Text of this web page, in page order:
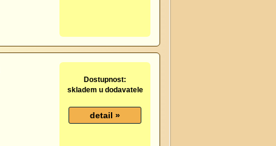
Dostupnost:
skladem u dodavatele